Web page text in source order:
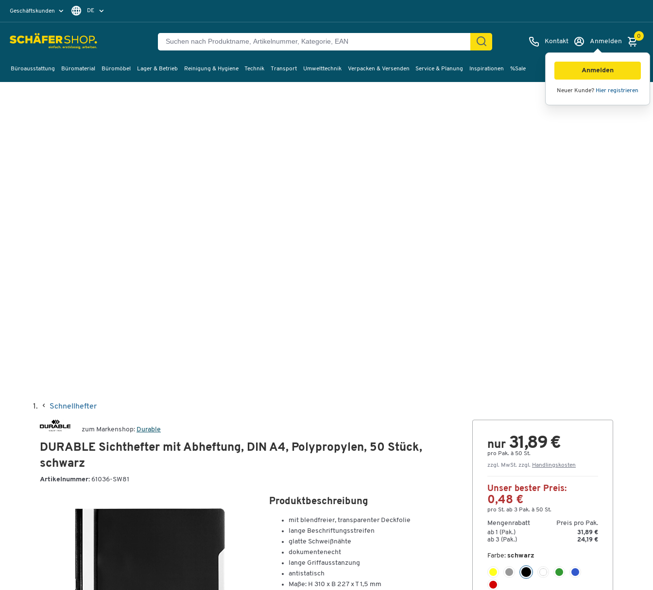
Geschäftskunden DE
Kontakt Anmelden
Anmelden
Neuer Kunde? Hier registrieren
0
Büroausstattung Büromaterial Büromöbel Lager & Betrieb Reinigung & Hygiene Technik Transport Umwelttechnik Verpacken & Versenden Service & Planung Inspirationen %Sale
Schnellhefter
zum Markenshop: Durable
DURABLE Sichthefter mit Abheftung, DIN A4, Polypropylen, 50 Stück,
schwarz
Artikelnummer: 61036-SW81
Produktbeschreibung
mit blendfreier, transparenter Deckfolie
lange Beschriftungsstreifen
glatte Schweißnähte
dokumentenecht
lange Griffausstanzung
antistatisch
Maße: H 310 x B 227 x T 1,5 mm
nur 31,89 €
pro Pak. à 50 St.
zzgl. MwSt. zzgl. Handlingskosten
Unser bester Preis:
0,48 €
pro St. ab 3 Pak. à 50 St.
Mengenrabatt Preis pro Pak.
ab 1 (Pak.)
31,89 €
ab 3 (Pak.)
24,19 €
Farbe: schwarz
Bilder Videos 360°-Ansicht